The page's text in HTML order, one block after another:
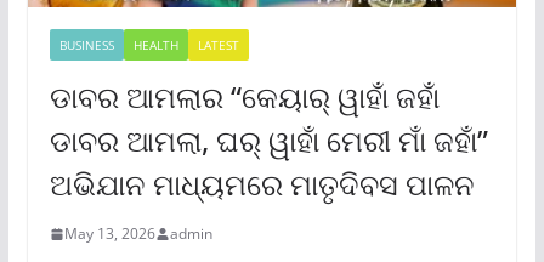
BUSINESS HEALTH LATEST
ଡାବର ଆମଲାର “କେୟାର୍ ୱାହାଁ ଜହାଁ
ଡାବର ଆମଲା, ଘର୍ ୱାହାଁ ମେରୀ ମାଁ ଜହାଁ”
ଅଭିଯାନ ମାଧ୍ୟମରେ ମାତୃଦିବସ ପାଳନ
May 13, 2026 admin